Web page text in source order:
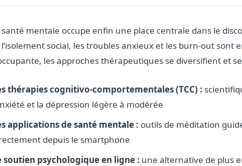
santé mentale occupe enfin une place centrale dans le
social, les troubles anxieux et les burn-out sont
les approches thérapeutiques se diversifient et
thérapies cognitivo-comportementales (TCC) :
et la dépression légère à modérée
applications de santé mentale : outils de méditation
depuis le smartphone
soutien psychologique en ligne : une alternative de plus